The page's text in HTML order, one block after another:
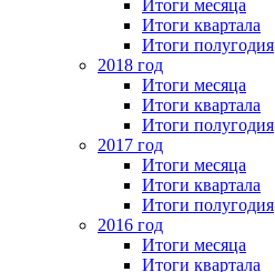
Итоги месяца
Итоги квартала
Итоги полугодия
2018 год
Итоги месяца
Итоги квартала
Итоги полугодия
2017 год
Итоги месяца
Итоги квартала
Итоги полугодия
2016 год
Итоги месяца
Итоги квартала